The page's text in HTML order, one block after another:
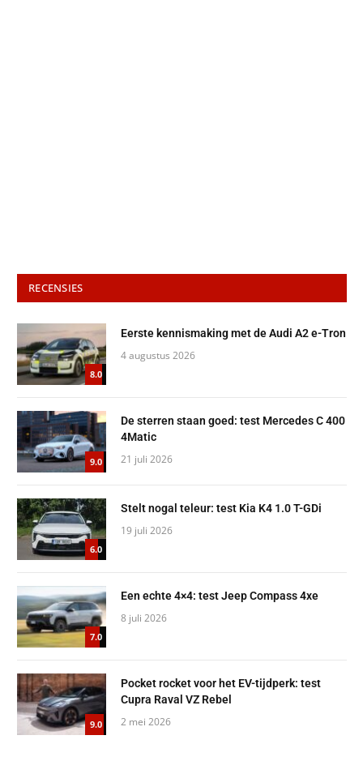
RECENSIES
8.0
Eerste kennismaking met de Audi A2 e-Tron
4 augustus 2026
9.0
De sterren staan goed: test Mercedes C 400
4Matic
21 juli 2026
6.0
Stelt nogal teleur: test Kia K4 1.0 T-GDi
19 juli 2026
7.0
Een echte 4×4: test Jeep Compass 4xe
8 juli 2026
9.0
Pocket rocket voor het EV-tijdperk: test
Cupra Raval VZ Rebel
2 mei 2026